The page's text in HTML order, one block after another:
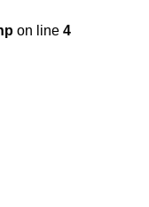
on line 4